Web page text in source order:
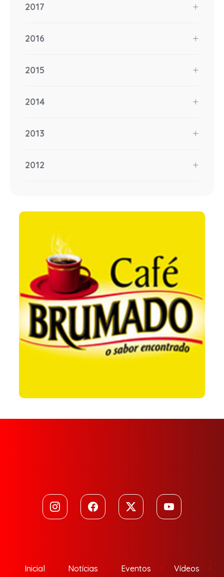
2017
2016
2015
2014
2013
2012
Inicial Notícias Eventos Vídeos